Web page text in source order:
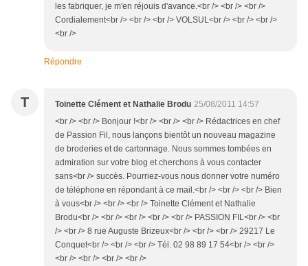
les fabriquer, je m'en réjouis d'avance.<br /> <br /> <br />
Cordialement<br /> <br /> <br /> VOLSUL<br /> <br /> <br />
<br />
Répondre
T Toinette Clément et Nathalie Brodu 25/08/2011 14:57
<br /> <br /> Bonjour !<br /> <br /> <br /> Rédactrices en chef
de Passion Fil, nous lançons bientôt un nouveau magazine
de broderies et de cartonnage. Nous sommes tombées en
admiration sur votre blog et cherchons à vous contacter
sans<br /> succès. Pourriez-vous nous donner votre numéro
de téléphone en répondant à ce mail.<br /> <br /> <br /> Bien
à vous<br /> <br /> <br /> Toinette Clément et Nathalie
Brodu<br /> <br /> <br /> <br /> <br /> PASSION FIL<br /> <br
/> <br /> 8 rue Auguste Brizeux<br /> <br /> <br /> 29217 Le
Conquet<br /> <br /> <br /> Tél. 02 98 89 17 54<br /> <br />
<br /> <br /> <br /> <br />